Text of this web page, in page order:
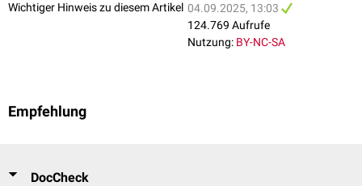
Wichtiger Hinweis zu diesem Artikel 04.09.2025, 13:03
124.769 Aufrufe
Nutzung: BY-NC-SA
Empfehlung
DocCheck